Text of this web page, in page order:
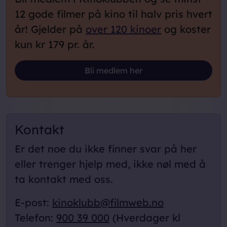
12 gode filmer på kino til halv pris hvert
år! Gjelder på over 120 kinoer og koster
kun kr 179 pr. år.
Bli medlem herLoading...
Kontakt
Er det noe du ikke finner svar på her
eller trenger hjelp med, ikke nøl med å
ta kontakt med oss.
E-post: kinoklubb@filmweb.no
Telefon: 900 39 000 (Hverdager kl